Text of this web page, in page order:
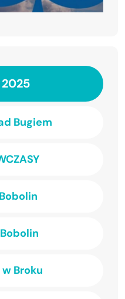
2025
Bugiem
Bobolin
Broku